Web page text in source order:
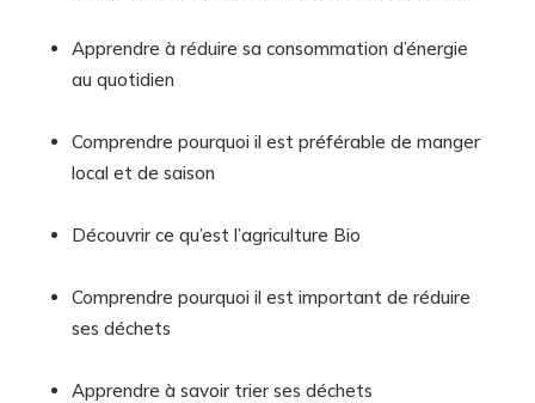
Apprendre à réduire sa consommation d’énergie
au quotidien
Comprendre pourquoi il est préférable de manger
local et de saison
Découvrir ce qu’est l’agriculture Bio
Comprendre pourquoi il est important de réduire
ses déchets
Apprendre à savoir trier ses déchets